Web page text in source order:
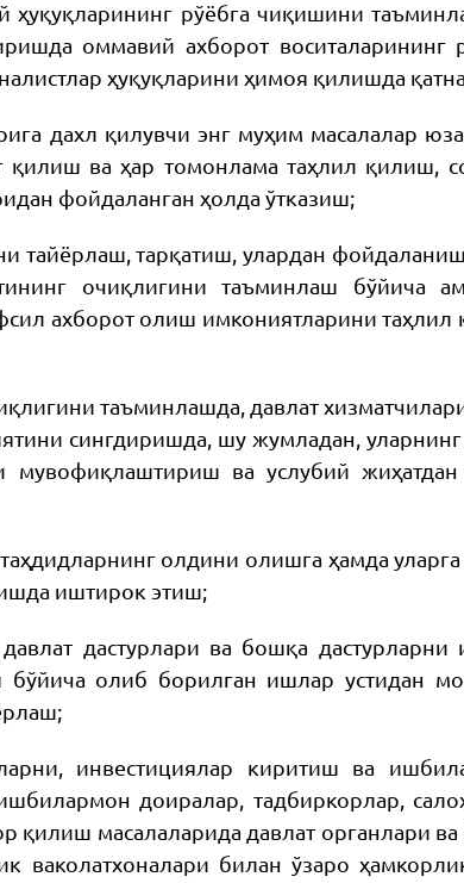
ҳуқуқларининг рўёбга чиқишини
оммавий ахборот воситаларининг
ҳуқуқларини ҳимоя қилишда
дахл қилувчи энг муҳим масалалар
ва ҳар томонлама таҳлил қилиш,
фойдаланган ҳолда ўтказиш;
тарқатиш, улардан фойдаланиш
очиқлигини таъминлаш бўйича
ахборот олиш имкониятларини таҳлил
таъминлашда, давлат
сингдиришда, шу жумладан, уларнинг
ва услубий
олдини олишга ҳамда
иштирок этиш;
дастурлари ва бошқа
олиб борилган ишлар устидан
инвестициялар киритиш ва
доиралар, тадбиркорлар,
қилиш масалаларида давлат органлари
ваколатхоналари билан ўзаро